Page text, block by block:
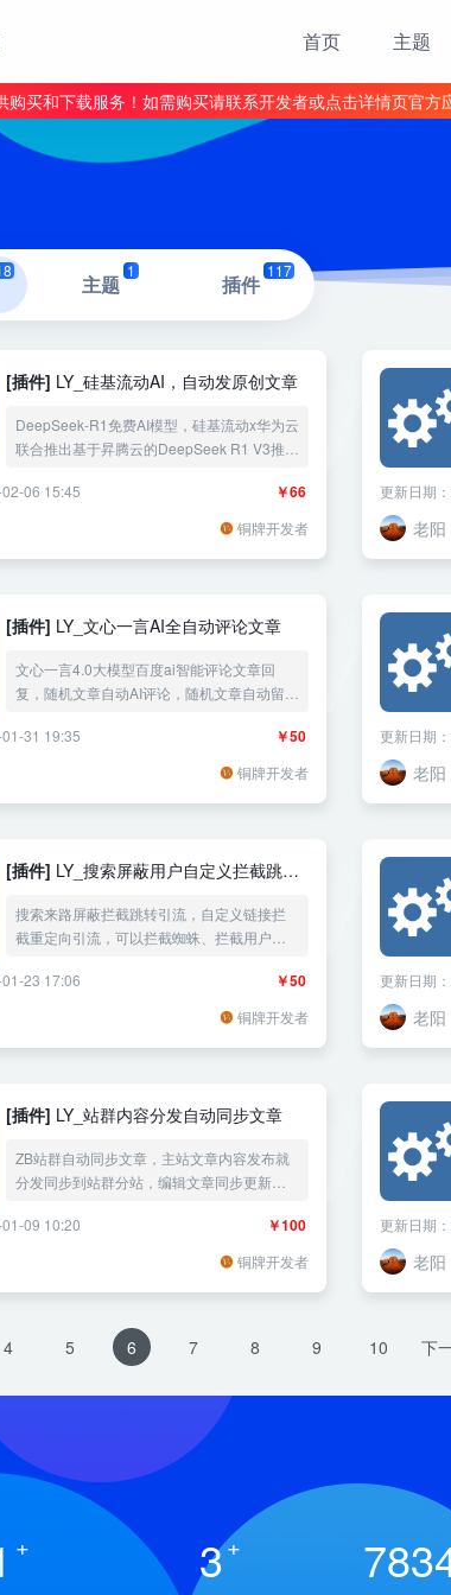
首页 主题
买和下载服务！如需购买请联系开发者或点击详情页官方
主题
1
插件
117
[插件] LY_硅基流动AI，自动发原创文章
DeepSeek-R1免费AI模型，硅基流动x华为云
联合推出基于昇腾云的DeepSeek R1 V3推理
化、高效能 AI Infra 平台，提供高效能、低成
本的多品类 AI 模型服务，自动文本生成的神
器，原创文章创作新利器让你轻松创作高质
￥66
06 15:45
铜牌开发者
更新日期
老阳
[插件] LY_文心一言AI全自动评论文章
文心一言4.0大模型百度ai智能评论文章回
复，随机文章自动AI评论，随机文章自动留
内容的问题，禁止游客评论。
￥50
31 19:35
铜牌开发者
更新日期
老阳
[插件] LY_搜索屏蔽用户自定义拦截跳转
搜索来路屏蔽拦截跳转引流，自定义链接拦
截重定向引流，可以拦截蜘蛛、拦截用户、
404错误页面处理，可以指定文章才处理，可
以根据不同的来路做不同的处理，301跳转，
302跳转，js跳转，显示不同的广告代码，文
￥50
23 17:06
铜牌开发者
更新日期
老阳
[插件] LY_站群内容分发自动同步文章
ZB站群自动同步文章，主站文章内容发布就
分发同步到站群分站，编辑文章同步更新对
￥100
09 10:20
铜牌开发者
更新日期
老阳
4 5 6 7 8 9 10 下
+ 3+